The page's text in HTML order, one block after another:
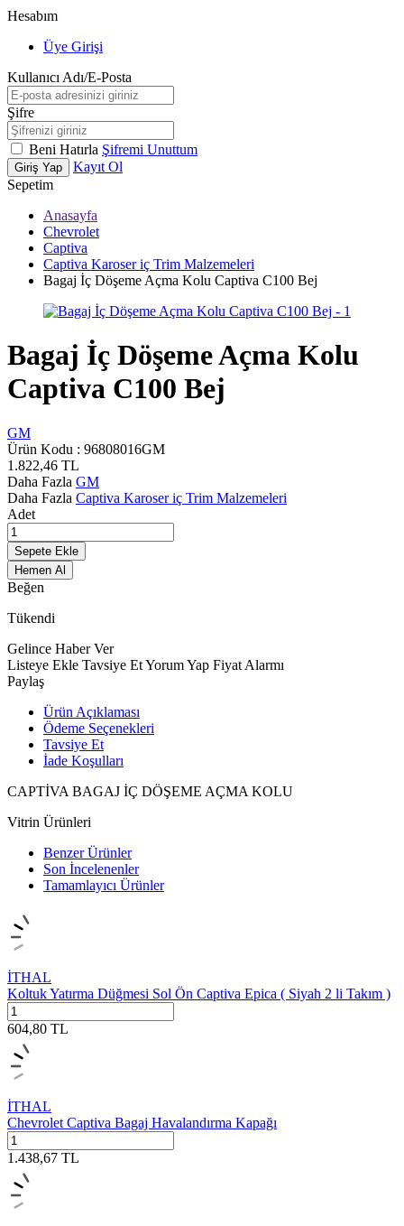
Hesabım
Üye Girişi
Kullanıcı Adı/E-Posta
Şifre
Beni Hatırla Şifremi Unuttum
Giriş Yap
Kayıt Ol
Sepetim
Anasayfa
Chevrolet
Captiva
Captiva Karoser iç Trim Malzemeleri
Bagaj İç Döşeme Açma Kolu Captiva C100 Bej
Bagaj İç Döşeme Açma Kolu
Captiva C100 Bej
GM
Ürün Kodu : 96808016GM
1.822,46 TL
Daha Fazla GM
Daha Fazla Captiva Karoser iç Trim Malzemeleri
Adet
Sepete Ekle
Hemen Al
Beğen
Tükendi
Gelince Haber Ver
Listeye Ekle Tavsiye EtYorum Yap Fiyat Alarmı
Paylaş
Ürün Açıklaması
Ödeme Seçenekleri
Tavsiye Et
İade Koşulları
CAPTİVA BAGAJ İÇ DÖŞEME AÇMA KOLU
Vitrin Ürünleri
Benzer Ürünler
Son İncelenenler
Tamamlayıcı Ürünler
İTHAL
Koltuk Yatırma Düğmesi Sol Ön Captiva Epica ( Siyah 2 li Takım )
604,80 TL
İTHAL
Chevrolet Captiva Bagaj Havalandırma Kapağı
1.438,67 TL